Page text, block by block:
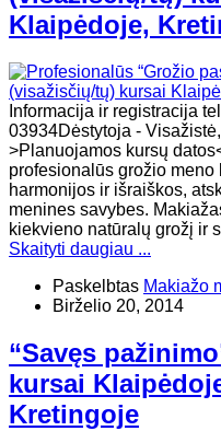
Klaipėdoje,
Informacija ir registracija
03934Dėstytoja -
>Planuojamos kursų
profesionalūs grožio meno
harmonijos ir išraiškos,
menines savybes.
kiekvieno natūralų grožį ir
Skaityti daugiau ...
Paskelbtas Makiažo
Birželio 20, 2014
“Savęs
kursai
Kretingoje